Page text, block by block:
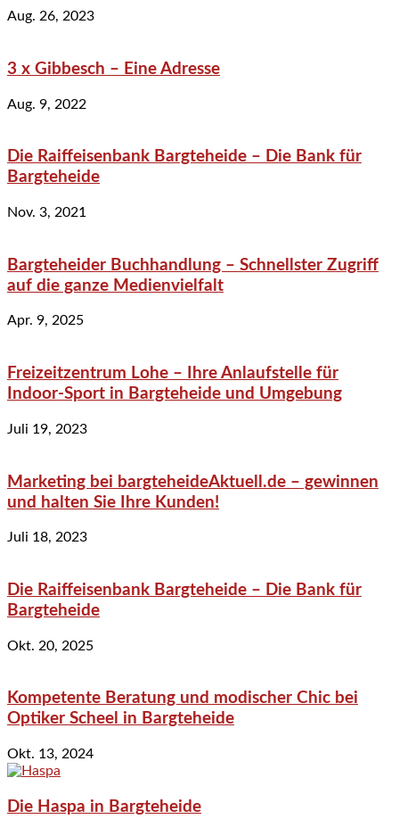
Aug. 26, 2023
3 x Gibbesch – Eine Adresse
Aug. 9, 2022
Die Raiffeisenbank Bargteheide – Die Bank für
Bargteheide
Nov. 3, 2021
Bargteheider Buchhandlung – Schnellster Zugriff
auf die ganze Medienvielfalt
Apr. 9, 2025
Freizeitzentrum Lohe – Ihre Anlaufstelle für
Indoor-Sport in Bargteheide und Umgebung
Juli 19, 2023
Marketing bei bargteheideAktuell.de – gewinnen
und halten Sie Ihre Kunden!
Juli 18, 2023
Die Raiffeisenbank Bargteheide – Die Bank für
Bargteheide
Okt. 20, 2025
Kompetente Beratung und modischer Chic bei
Optiker Scheel in Bargteheide
Okt. 13, 2024
Die Haspa in Bargteheide